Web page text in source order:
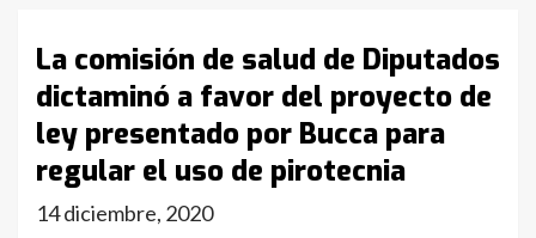
La comisión de salud de Diputados
dictaminó a favor del proyecto de
ley presentado por Bucca para
regular el uso de pirotecnia
14 diciembre, 2020